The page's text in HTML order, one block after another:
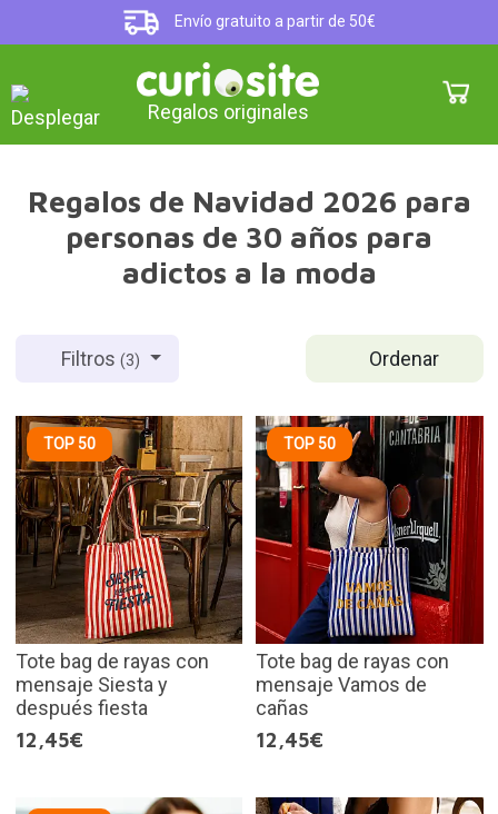
Envío gratuito a partir de 50€
Regalos originales
Regalos de Navidad 2026 para
personas de 30 años para
adictos a la moda
Ordenar
Filtros(3)
TOP 50
Tote bag de rayas con
mensaje Siesta y
después fiesta
12,45€
TOP 50
Tote bag de rayas con
mensaje Vamos de
cañas
12,45€